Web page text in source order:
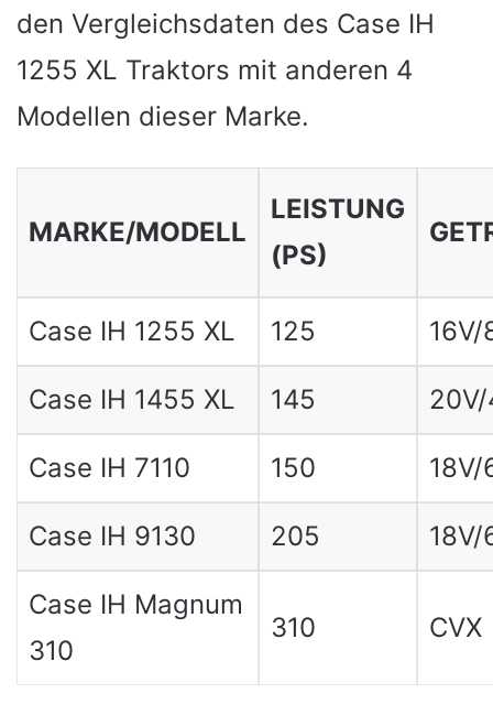
den Vergleichsdaten des Case IH
1255 XL Traktors mit anderen 4
Modellen dieser Marke.
MARKE/MODELL
LEISTUNG
(PS)
Case IH 1255 XL 125 16V/
Case IH 1455 XL 145 20V/
Case IH 7110 150 18V/
Case IH 9130 205 18V/
Case IH Magnum
310
310 CVX